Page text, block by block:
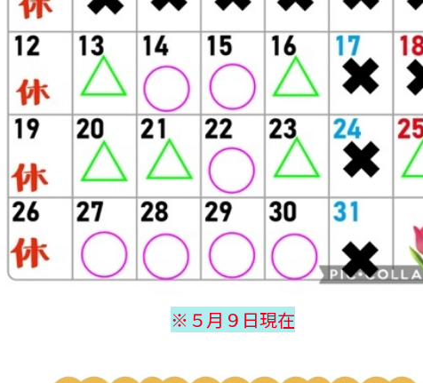
※５月９日現在